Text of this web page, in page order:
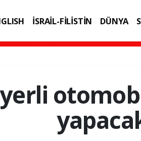
İSRAİL-FİLİSTİN DÜNYA